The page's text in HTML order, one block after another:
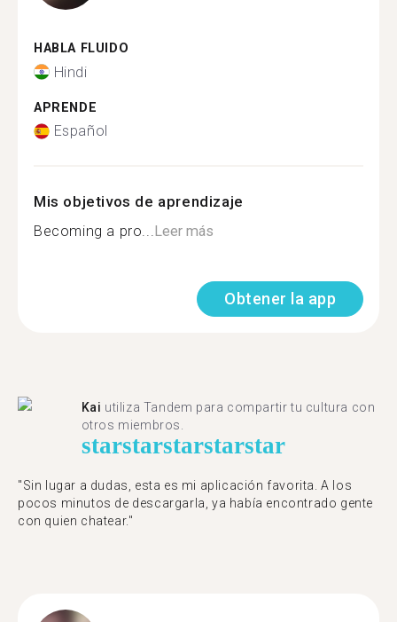
HABLA FLUIDO
Hindi
APRENDE
Español
Mis objetivos de aprendizaje
Becoming a pro...Leer más
Obtener la app
Kai utiliza Tandem para compartir tu cultura con
otros miembros.
starstarstarstarstar
"Sin lugar a dudas, esta es mi aplicación favorita. A los
pocos minutos de descargarla, ya había encontrado gente
con quien chatear."